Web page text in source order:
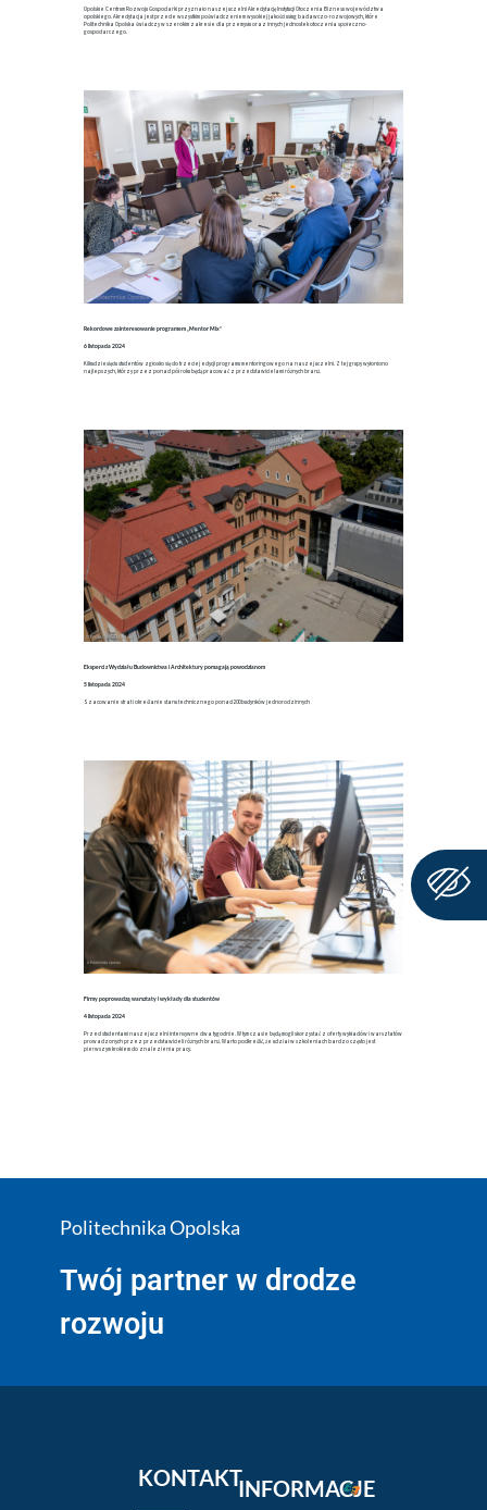
Opolskie Centrum Rozwoju Gospodarki przyznało naszej uczelni Akredytację Instytucji Otoczenia Biznesu województwa
opolskiego. Akredytacja jest przede wszystkim poświadczeniem wysokiej jakości usług badawczo-rozwojowych, które
Politechnika Opolska świadczy w szerokim zakresie dla przemysłu oraz innych jednostek otoczenia społeczno-
gospodarczego.
Rekordowe zainteresowanie programem „Mentor Mix”
6 listopada 2024
Kilkudziesięciu studentów zgłosiło się do trzeciej edycji programu mentoringowego na naszej uczelni. Z tej grupy wyłoniono
najlepszych, którzy przez ponad pół roku będą pracować z przedstawicielami różnych branż.
Eksperci z Wydziału Budownictwa i Architektury pomagają powodzianom
5 listopada 2024
Szacowanie strat i określanie stanu technicznego ponad 200 budynków jednorodzinnych
Firmy poprowadzą warsztaty i wykłady dla studentów
4 listopada 2024
Przed studentami naszej uczelni intensywne dwa tygodnie. W tym czasie będą mogli skorzystać z oferty wykładów i warsztatów
prowadzonych przez przedstawicieli różnych branż. Warto podkreślić, że udział w szkoleniach bardzo często jest
pierwszym krokiem do znalezienia pracy.
Politechnika Opolska
Twój partner w drodze
rozwoju
KONTAKTINFORMACJE